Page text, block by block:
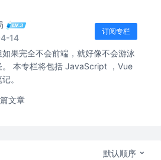
14
订阅专栏
果完全不会前端，就好像不会游泳
。 本专栏将包括 JavaScript ，Vue
。
文章
默认顺序